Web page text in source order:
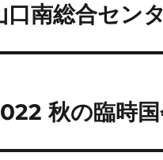
口南総合セン
秋の臨時国